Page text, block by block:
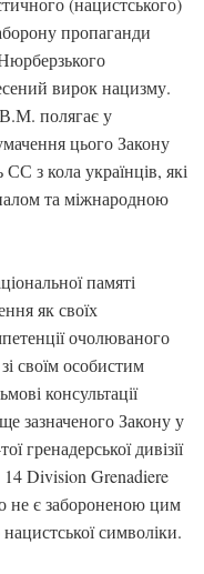
пропаганди
вирок нацизму.
полягає у
цього Закону
з кола українців, які
та міжнародною
памяті
як своїх
очолюваного
своїм особистим
консультації
зазначеного Закону у
гренадерської дивізії
Division Grenadiere
не є забороненою цим
символіки.